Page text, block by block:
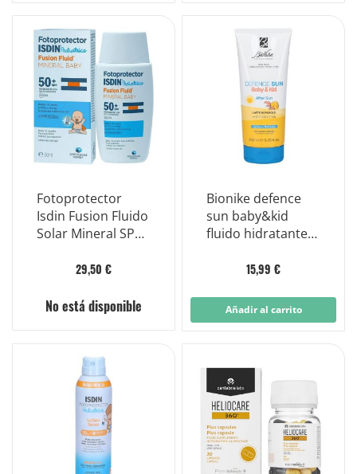
Fotoprotector
Isdin Fusion Fluido
Solar Mineral SPF
para niños 50+
29,50 €
No está disponible
Bionike defence
sun baby&kid
fluido hidratante
15,99 €
Añadir al carrito